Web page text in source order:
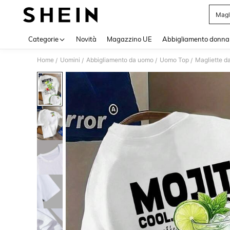
Categorie Novità Magazzino UE Abbigliamento donna
Home / Uomini / Abbigliamento da uomo / Uomo Top / Magliette